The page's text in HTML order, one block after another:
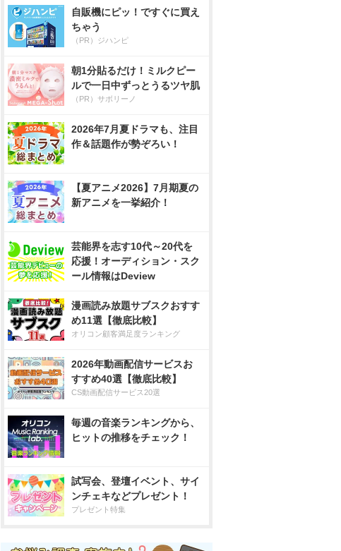
自販機にピッ！ですぐに買え
ちゃう
（PR）ジハンピ
朝1分貼るだけ！ミルクピー
ルで一日中ずっとうるツヤ肌
（PR）サボリーノ
2026年7月夏ドラマも、注目
作＆話題作が勢ぞろい！
【夏アニメ2026】7月期夏の
新アニメを一挙紹介！
芸能界を志す10代～20代を
応援！オーディション・スク
ール情報はDeview
漫画読み放題サブスクおすす
め11選【徹底比較】
オリコン顧客満足度ランキング
2026年動画配信サービスお
すすめ40選【徹底比較】
CS動画配信サービス20選
毎週の音楽ランキングから、
ヒットの推移をチェック！
試写会、登壇イベント、サイ
ンチェキなどプレゼント！
プレゼント特集